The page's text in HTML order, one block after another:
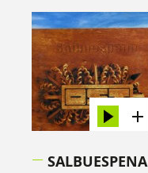
SALBUESPENA